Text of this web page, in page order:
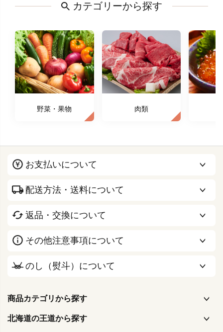
カテゴリーから探す
野菜・果物 肉類
お支払いについて
配送方法・送料について
返品・交換について
その他注意事項について
のし（熨斗）について
商品カテゴリから探す
北海道の王道から探す